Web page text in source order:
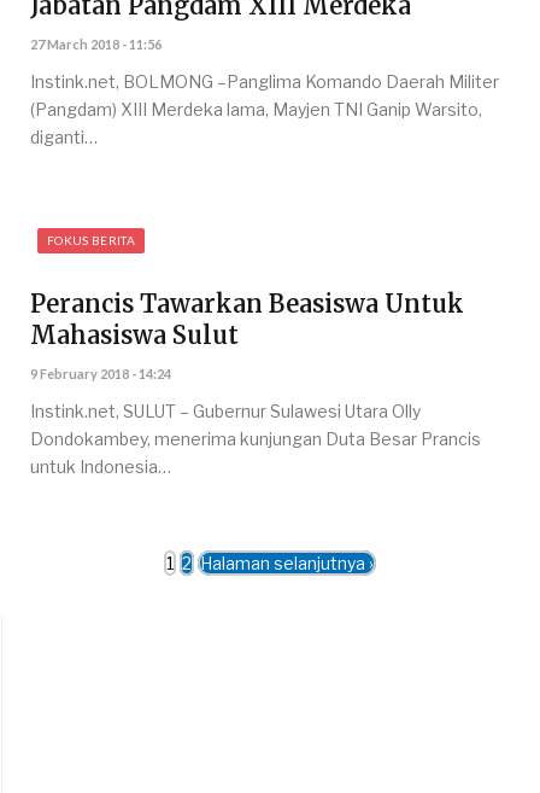
27 March 2018 - 11:56
Instink.net, BOLMONG –Panglima Komando Daerah Militer
(Pangdam) XIII Merdeka lama, Mayjen TNI Ganip Warsito,
diganti…
FOKUS BERITA
Perancis Tawarkan Beasiswa Untuk
Mahasiswa Sulut
9 February 2018 - 14:24
Instink.net, SULUT – Gubernur Sulawesi Utara Olly
Dondokambey, menerima kunjungan Duta Besar Prancis
untuk Indonesia…
1 2 Halaman selanjutnya ›